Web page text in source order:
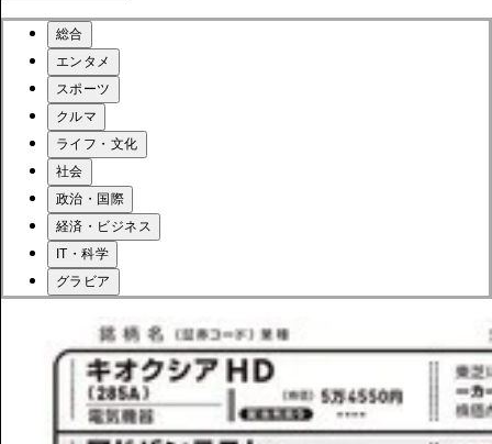
総合
エンタメ
スポーツ
クルマ
ライフ・文化
社会
政治・国際
経済・ビジネス
IT・科学
グラビア